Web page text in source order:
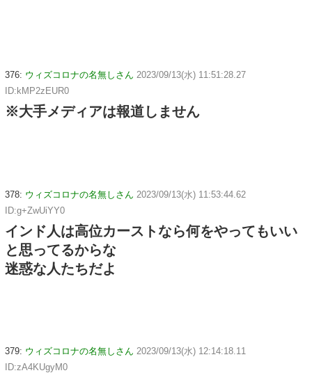
376: ウィズコロナの名無しさん 2023/09/13(水) 11:51:28.27
ID:kMP2zEUR0
※大手メディアは報道しません
378: ウィズコロナの名無しさん 2023/09/13(水) 11:53:44.62
ID:g+ZwUiYY0
インド人は高位カーストなら何をやってもいい
と思ってるからな
迷惑な人たちだよ
379: ウィズコロナの名無しさん 2023/09/13(水) 12:14:18.11
ID:zA4KUgyM0